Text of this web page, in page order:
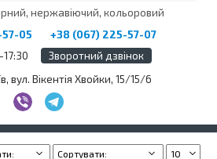
нержавіючий, кольоровий
05
+38 (067) 225-57-07
Зворотний дзвінок
вул. Вікентія Хвойки, 15/15/6